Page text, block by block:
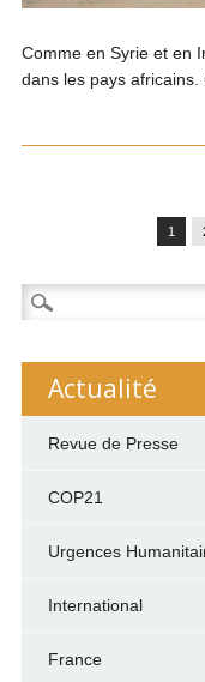
Comme en Syrie et en
dans les pays africains.
1
Rechercher :
Actualité
Revue de Presse
COP21
Urgences
International
France